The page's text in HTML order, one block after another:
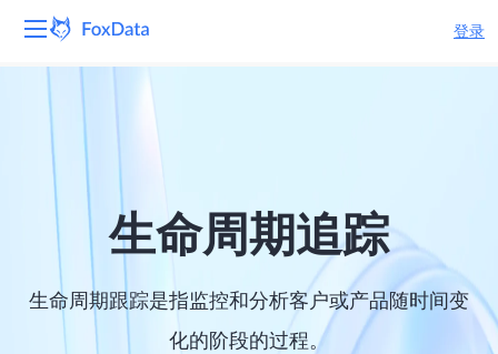
登录
产品
解决方案 生命周期追踪
生命周期跟踪是指监控和分析客户或产品随时间变
化的阶段的过程。